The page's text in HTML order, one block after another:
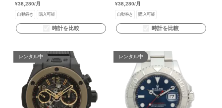
¥38,280/月
自動巻き 購入可能
時計を比較
¥38,280/月
自動巻き 購入可能
時計を比較
レンタル中 レンタル中